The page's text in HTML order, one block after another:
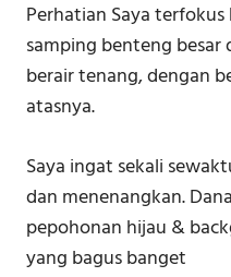
Perhatian Saya
samping benteng
berair tenang, dengan
atasnya.
Saya ingat sekali
dan menenangkan.
pepohonan hijau &
yang bagus banget